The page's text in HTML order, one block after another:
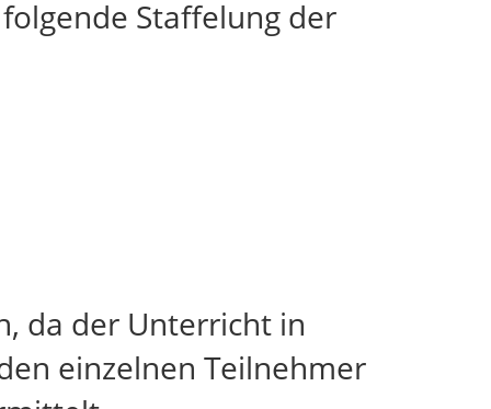
Staffelung der
da der Unterricht in
einzelnen Teilnehmer